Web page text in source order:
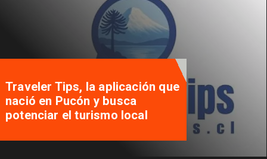
Traveler Tips, la aplicación que
nació en Pucón y busca
potenciar el turismo local